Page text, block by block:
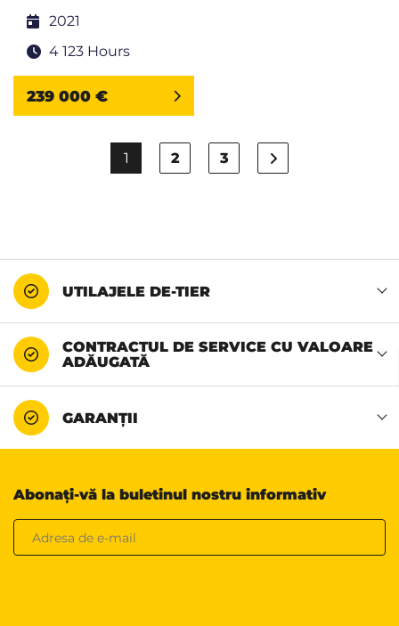
2021
4 123 Hours
239 000 €
1 2 3
UTILAJELE DE-TIER
CONTRACTUL DE SERVICE CU VALOARE
ADĂUGATĂ
GARANȚII
Abonați-vă la buletinul nostru informativ